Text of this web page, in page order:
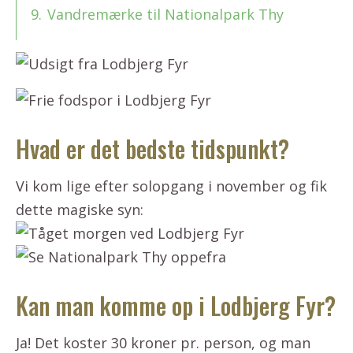
9. Vandremærke til Nationalpark Thy
Hvad er det bedste tidspunkt?
Vi kom lige efter solopgang i november og fik
dette magiske syn:
Kan man komme op i Lodbjerg Fyr?
Ja! Det koster 30 kroner pr. person, og man